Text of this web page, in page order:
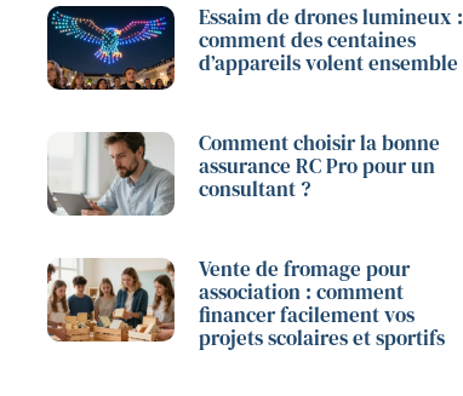
Essaim de drones lumineux :
comment des centaines
d’appareils volent ensemble
Comment choisir la bonne
assurance RC Pro pour un
consultant ?
Vente de fromage pour
association : comment
financer facilement vos
projets scolaires et sportifs